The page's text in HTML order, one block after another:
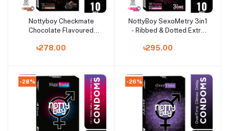
Add to cart
Nottyboy Checkmate
Chocolate Flavoured
Pack(India)
৳278.00
Add to cart
NottyBoy SexoMetry 3in1
- Ribbed & Dotted Extra
Pack(India)
৳295.00
-28% -26%